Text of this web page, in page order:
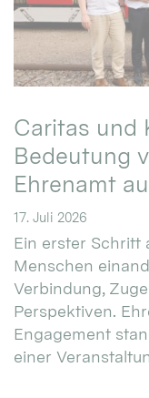
Caritas und
Bedeutung
Ehrenamt
17. Juli 2026
Ein erster Schritt
Menschen
Verbindung,
Perspektiven.
Engagement
einer